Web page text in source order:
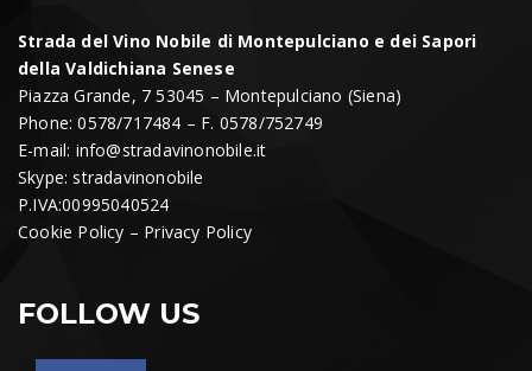
Strada del Vino Nobile di Montepulciano e dei Sapori
della Valdichiana Senese
Piazza Grande, 7 53045 – Montepulciano (Siena)
Phone: 0578/717484 – F. 0578/752749
E-mail: info@stradavinonobile.it
Skype: stradavinonobile
P.IVA:00995040524
Cookie Policy – Privacy Policy
FOLLOW US